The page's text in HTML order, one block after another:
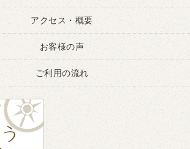
アクセス・概要
お客様の声
ご利用の流れ